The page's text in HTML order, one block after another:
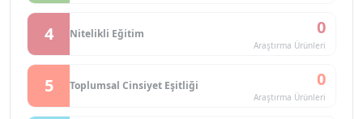
4 Nitelikli Eğitim 0
Araştırma Ürünleri
5 Toplumsal Cinsiyet Eşitliği 0
Araştırma Ürünleri